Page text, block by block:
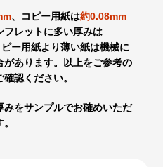
、コピー用紙は約0.08mm
フレットに多い厚みは
ー用紙より薄い紙は機械に
があります。以上をご参考の
認ください。
をサンプルでお確めいただ